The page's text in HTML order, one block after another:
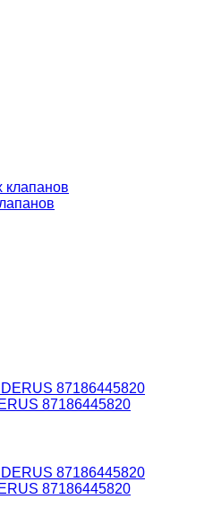
87186445820
87186445820